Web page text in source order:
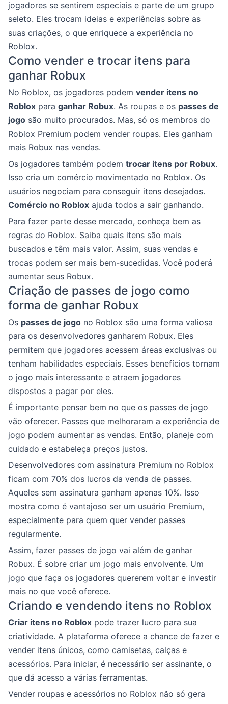
jogadores se sentirem especiais e parte de um grupo
seleto. Eles trocam ideias e experiências sobre as
suas criações, o que enriquece a experiência no
Roblox.
Como vender e trocar itens para
ganhar Robux
No Roblox, os jogadores podem vender itens no
Roblox para ganhar Robux. As roupas e os passes de
jogo são muito procurados. Mas, só os membros do
Roblox Premium podem vender roupas. Eles ganham
mais Robux nas vendas.
Os jogadores também podem trocar itens por Robux.
Isso cria um comércio movimentado no Roblox. Os
usuários negociam para conseguir itens desejados.
Comércio no Roblox ajuda todos a sair ganhando.
Para fazer parte desse mercado, conheça bem as
regras do Roblox. Saiba quais itens são mais
buscados e têm mais valor. Assim, suas vendas e
trocas podem ser mais bem-sucedidas. Você poderá
aumentar seus Robux.
Criação de passes de jogo como
forma de ganhar Robux
Os passes de jogo no Roblox são uma forma valiosa
para os desenvolvedores ganharem Robux. Eles
permitem que jogadores acessem áreas exclusivas ou
tenham habilidades especiais. Esses benefícios tornam
o jogo mais interessante e atraem jogadores
dispostos a pagar por eles.
É importante pensar bem no que os passes de jogo
vão oferecer. Passes que melhoraram a experiência de
jogo podem aumentar as vendas. Então, planeje com
cuidado e estabeleça preços justos.
Desenvolvedores com assinatura Premium no Roblox
ficam com 70% dos lucros da venda de passes.
Aqueles sem assinatura ganham apenas 10%. Isso
mostra como é vantajoso ser um usuário Premium,
especialmente para quem quer vender passes
regularmente.
Assim, fazer passes de jogo vai além de ganhar
Robux. É sobre criar um jogo mais envolvente. Um
jogo que faça os jogadores quererem voltar e investir
mais no que você oferece.
Criando e vendendo itens no Roblox
Criar itens no Roblox pode trazer lucro para sua
criatividade. A plataforma oferece a chance de fazer e
vender itens únicos, como camisetas, calças e
acessórios. Para iniciar, é necessário ser assinante, o
que dá acesso a várias ferramentas.
Vender roupas e acessórios no Roblox não só gera